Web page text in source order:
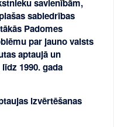
savienībām,
sabiedrības
Padomes
par jauno valsts
aptaujā un
1990. gada
izvērtēšanas